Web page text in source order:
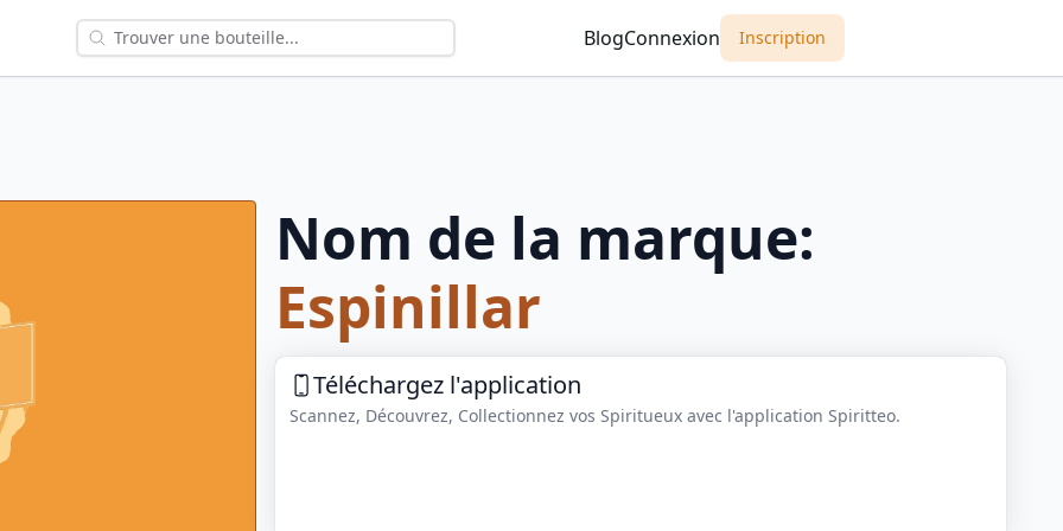
BlogConnexion Inscription
Nom de la marque:
Espinillar
Téléchargez l'application
Scannez, Découvrez, Collectionnez vos Spiritueux avec l'application Spiritteo.